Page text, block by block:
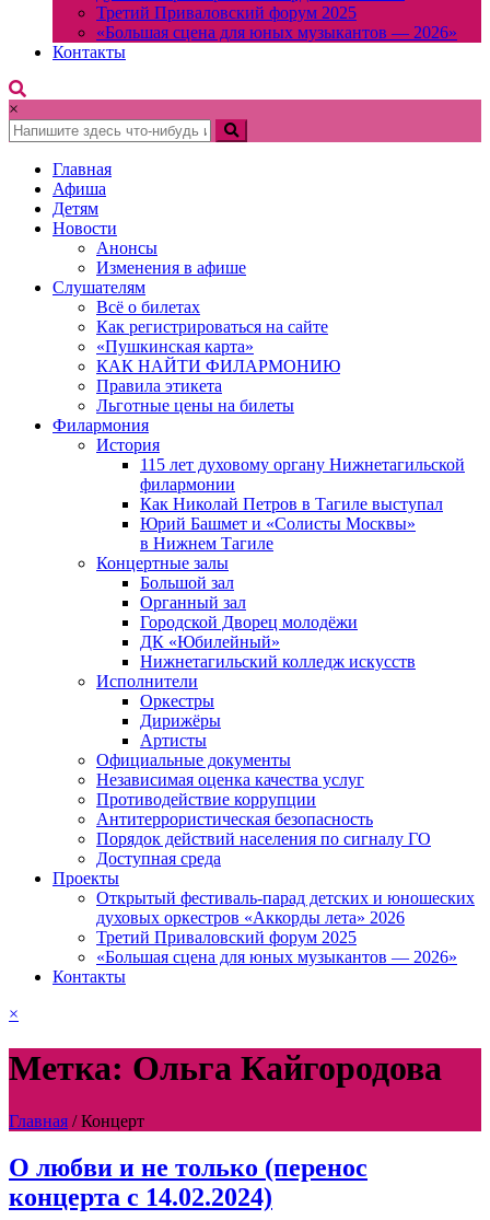
Третий Приваловский форум 2025
«Большая сцена для юных музыкантов — 2026»
Контакты
×
Главная
Афиша
Детям
Новости
Анонсы
Изменения в афише
Слушателям
Всё о билетах
Как регистрироваться на сайте
«Пушкинская карта»
КАК НАЙТИ ФИЛАРМОНИЮ
Правила этикета
Льготные цены на билеты
Филармония
История
115 лет духовому органу Нижнетагильской
филармонии
Как Николай Петров в Тагиле выступал
Юрий Башмет и «Солисты Москвы»
в Нижнем Тагиле
Концертные залы
Большой зал
Органный зал
Городской Дворец молодёжи
ДК «Юбилейный»
Нижнетагильский колледж искусств
Исполнители
Оркестры
Дирижёры
Артисты
Официальные документы
Независимая оценка качества услуг
Противодействие коррупции
Антитеррористическая безопасность
Порядок действий населения по сигналу ГО
Доступная среда
Проекты
Открытый фестиваль-парад детских и юношеских
духовых оркестров «Аккорды лета» 2026
Третий Приваловский форум 2025
«Большая сцена для юных музыкантов — 2026»
Контакты
×
Метка: Ольга Кайгородова
Главная /Концерт
О любви и не только (перенос
концерта с 14.02.2024)